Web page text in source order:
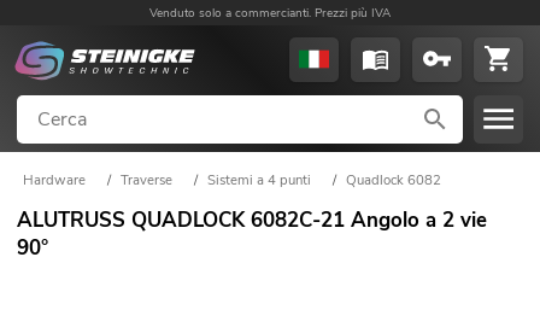
Venduto solo a commercianti. Prezzi più IVA
Hardware / Traverse / Sistemi a 4 punti / Quadlock 6082
ALUTRUSS QUADLOCK 6082C-21 Angolo a 2 vie
90°